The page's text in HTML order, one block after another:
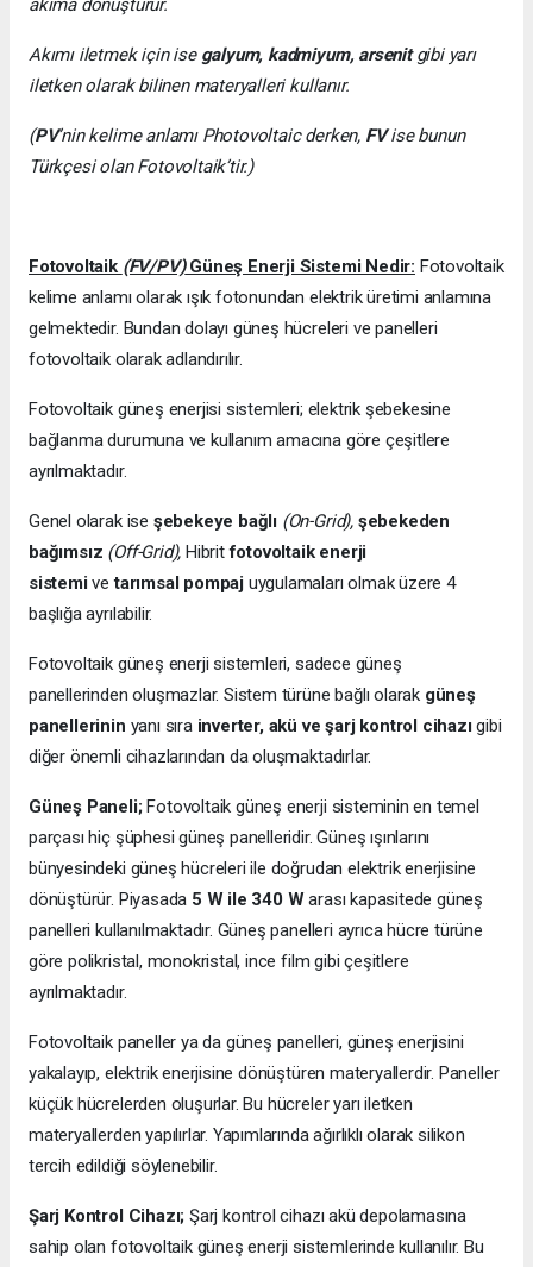
akıma dönüştürür.
Akımı iletmek için ise galyum, kadmiyum, arsenitgibi yarı
iletken olarak bilinen materyalleri kullanır.
(PV’nin kelime anlamı Photovoltaic derken, FVise bunun
Türkçesi olan Fotovoltaik’tir.)
Fotovoltaik (FV/PV)Güneş Enerji Sistemi Nedir: Fotovoltaik
kelime anlamı olarak ışık fotonundan elektrik üretimi anlamına
gelmektedir. Bundan dolayı güneş hücreleri ve panelleri
fotovoltaik olarak adlandırılır.
Fotovoltaik güneş enerjisi sistemleri; elektrik şebekesine
bağlanma durumuna ve kullanım amacına göre çeşitlere
ayrılmaktadır.
Genel olarak ise şebekeye bağlı (On-Grid), şebekeden
bağımsız (Off-Grid), Hibritfotovoltaik enerji
sistemivetarımsal pompaj uygulamaları olmak üzere 4
başlığa ayrılabilir.
Fotovoltaik güneş enerji sistemleri, sadece güneş
panellerinden oluşmazlar. Sistem türüne bağlı olarak güneş
panellerinin yanı sıra inverter, akü ve şarj kontrol cihazıgibi
diğer önemli cihazlarından da oluşmaktadırlar.
Güneş Paneli;Fotovoltaik güneş enerji sisteminin en temel
parçası hiç şüphesi güneş panelleridir. Güneş ışınlarını
bünyesindeki güneş hücreleri ile doğrudan elektrik enerjisine
dönüştürür. Piyasada 5 W ile 340 Warası kapasitede güneş
panelleri kullanılmaktadır. Güneş panelleri ayrıca hücre türüne
göre polikristal, monokristal, ince film gibi çeşitlere
ayrılmaktadır.
Fotovoltaik paneller ya da güneş panelleri, güneş enerjisini
yakalayıp, elektrik enerjisine dönüştüren materyallerdir. Paneller
küçük hücrelerden oluşurlar. Bu hücreler yarı iletken
materyallerden yapılırlar. Yapımlarında ağırlıklı olarak silikon
tercih edildiği söylenebilir.
Şarj Kontrol Cihazı; Şarj kontrol cihazı akü depolamasına
sahip olan fotovoltaik güneş enerji sistemlerinde kullanılır. Bu